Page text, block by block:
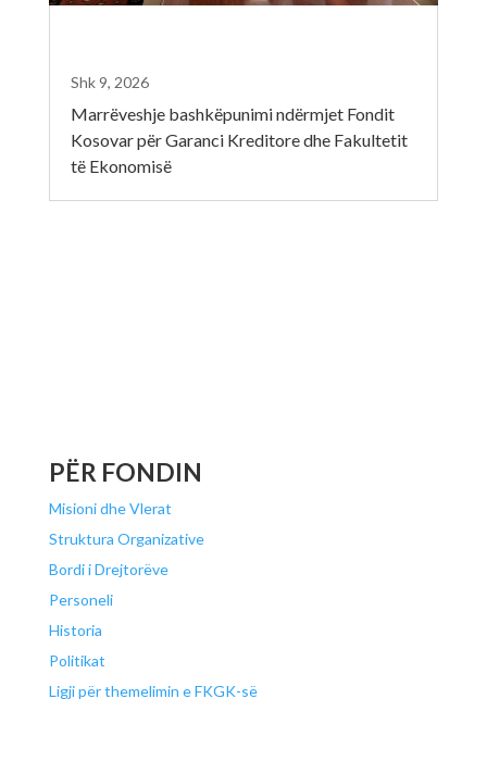
Marrëveshje bashkëpunimi ndërmjet Fondit
Kosovar për Garanci Kreditore dhe Fakultetit
të Ekonomisë
Shk 9, 2026
PËR FONDIN
Misioni dhe Vlerat
Struktura Organizative
Bordi i Drejtorëve
Personeli
Historia
Politikat
Ligji për themelimin e FKGK-së